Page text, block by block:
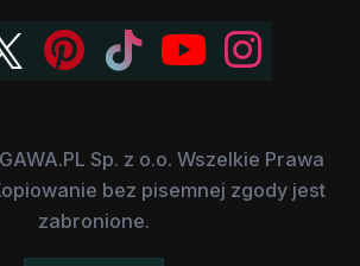
Sp. z o.o. Wszelkie Prawa
bez pisemnej zgody jest
zabronione.